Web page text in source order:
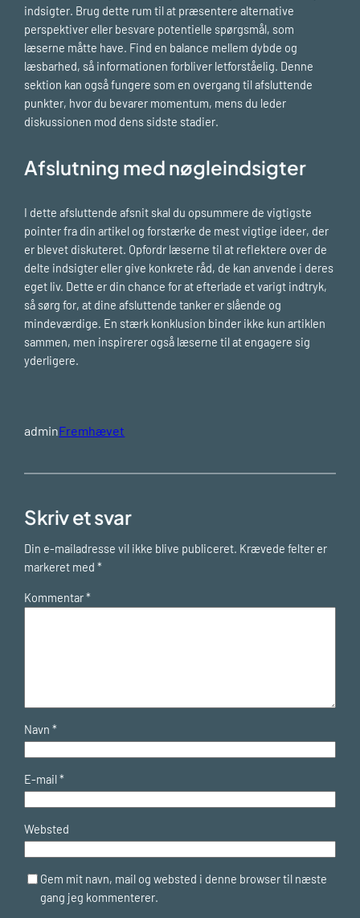
indsigter. Brug dette rum til at præsentere alternative
perspektiver eller besvare potentielle spørgsmål, som
læserne måtte have. Find en balance mellem dybde og
læsbarhed, så informationen forbliver letforståelig. Denne
sektion kan også fungere som en overgang til afsluttende
punkter, hvor du bevarer momentum, mens du leder
diskussionen mod dens sidste stadier.
Afslutning med nøgleindsigter
I dette afsluttende afsnit skal du opsummere de vigtigste
pointer fra din artikel og forstærke de mest vigtige ideer, der
er blevet diskuteret. Opfordr læserne til at reflektere over de
delte indsigter eller give konkrete råd, de kan anvende i deres
eget liv. Dette er din chance for at efterlade et varigt indtryk,
så sørg for, at dine afsluttende tanker er slående og
mindeværdige. En stærk konklusion binder ikke kun artiklen
sammen, men inspirerer også læserne til at engagere sig
yderligere.
adminFremhævet
Skriv et svar
Din e-mailadresse vil ikke blive publiceret. Krævede felter er
markeret med*
Kommentar*
Navn*
E-mail*
Websted
Gem mit navn, mail og websted i denne browser til næste
gang jeg kommenterer.